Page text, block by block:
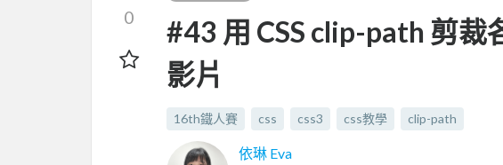
0
#43 用 CSS clip-path 剪
影片
16th鐵人賽 css css3 css教學 clip-path
依琳 Eva